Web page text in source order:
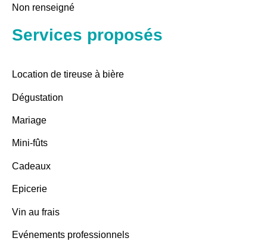
Non renseigné
Services proposés
Location de tireuse à bière
Dégustation
Mariage
Mini-fûts
Cadeaux
Epicerie
Vin au frais
Evénements professionnels